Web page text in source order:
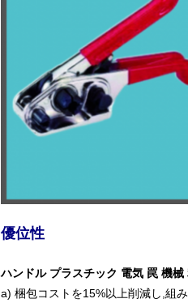
優位性
ハンドル プラスチック 電気 罠 機械
a) 梱包コストを15%以上削減し,組